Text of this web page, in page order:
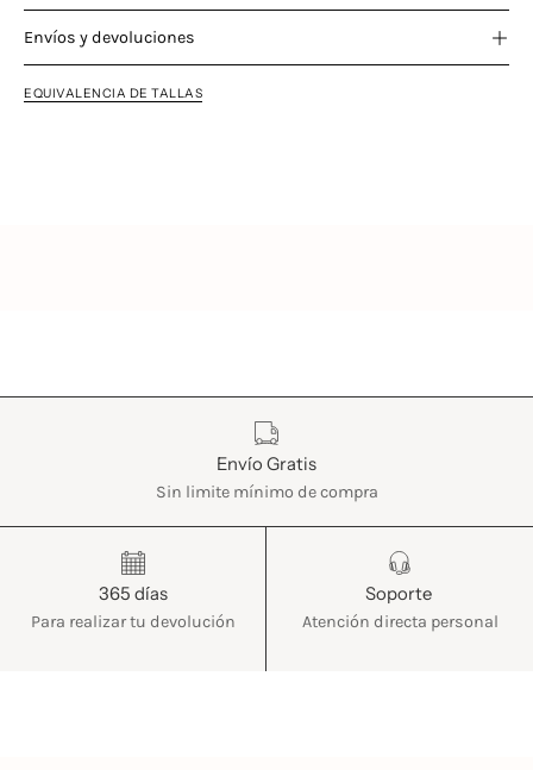
Envíos y devoluciones
EQUIVALENCIA DE TALLAS
Envío Gratis
Sin limite mínimo de compra
365 días
Para realizar tu devolución
Soporte
Atención directa personal